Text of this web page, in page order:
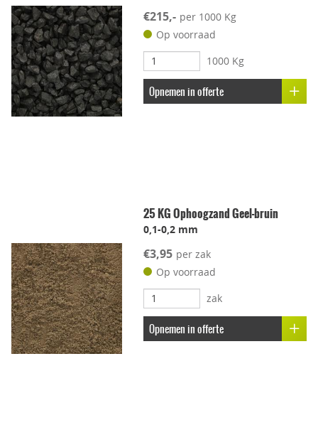
€215,- per 1000 Kg
Op voorraad
1000 Kg
Opnemen in offerte
25 KG Ophoogzand Geel-bruin
0,1-0,2 mm
€3,95 per zak
Op voorraad
zak
Opnemen in offerte